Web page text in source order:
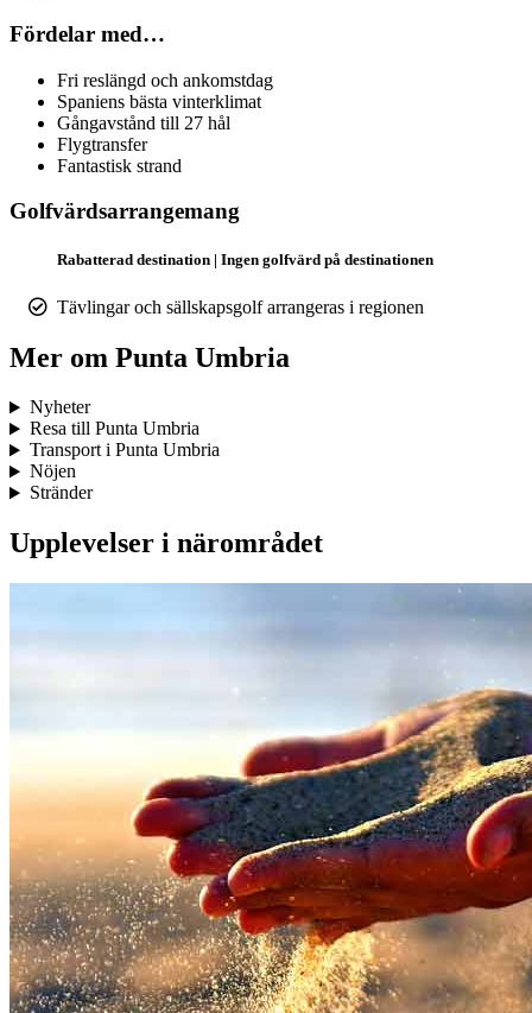
Fördelar med…
Fri reslängd och ankomstdag
Spaniens bästa vinterklimat
Gångavstånd till 27 hål
Flygtransfer
Fantastisk strand
Golfvärdsarrangemang
Rabatterad destination | Ingen golfvärd på destinationen
Tävlingar och sällskapsgolf arrangeras i regionen
Mer om Punta Umbria
Nyheter
Resa till Punta Umbria
Transport i Punta Umbria
Nöjen
Stränder
Upplevelser i närområdet